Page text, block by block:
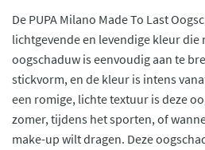
De PUPA Milano Made To Last
lichtgevende en levendige kleur die
oogschaduw is eenvoudig aan te
stickvorm, en de kleur is intens
een romige, lichte textuur is deze
zomer, tijdens het sporten, of
make-up wilt dragen. Deze